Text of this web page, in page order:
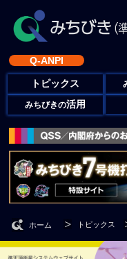
Q-ANPI
トピックス
みちびきの活用
ホーム トピックス